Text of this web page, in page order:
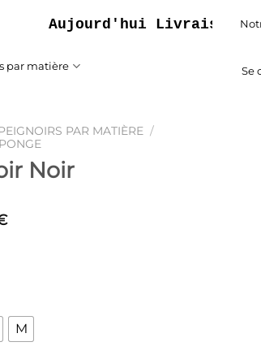
Aujourd'hui Livraison
par matière Se
PAR MATIÈRE /
Noir
M